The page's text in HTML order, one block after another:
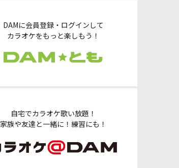
DAMに会員登録・ログインして
カラオケをもっと楽しもう！
自宅でカラオケ歌い放題！
家族や友達と一緒に！練習にも！